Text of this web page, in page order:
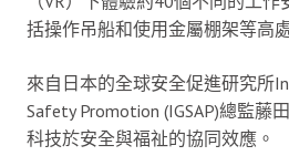
括操作吊船和使用金屬棚架等高
來自日本的全球安全促進研究所
Safety Promotion (IGSAP)總監藤
科技於安全與福祉的協同效應。